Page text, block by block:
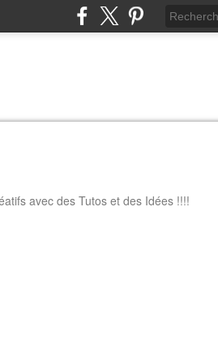
avec des Tutos et des Idées !!!!